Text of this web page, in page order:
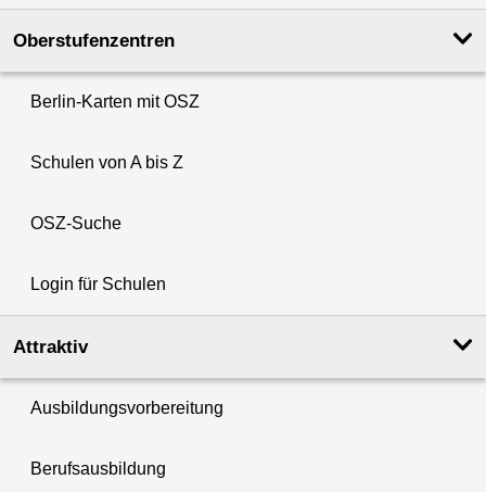
Oberstufenzentren
Berlin-Karten mit OSZ
Schulen von A bis Z
OSZ-Suche
Login für Schulen
Attraktiv
Ausbildungsvorbereitung
Berufsausbildung